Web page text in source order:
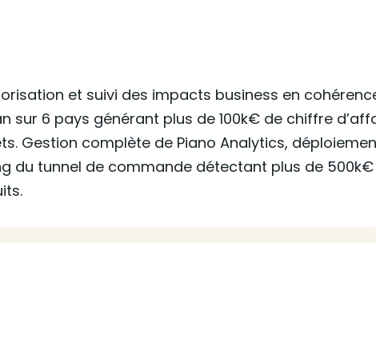
et suivi des impacts business en
sur 6 pays générant plus de 100k€ de chiffre
Gestion complète de Piano Analytics,
du tunnel de commande détectant plus de 500k€